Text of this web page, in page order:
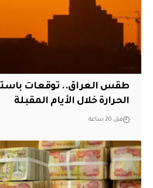
طقس العراق.. توقعات
الحرارة خلال الأيام المقبلة
قبل 20 ساعة